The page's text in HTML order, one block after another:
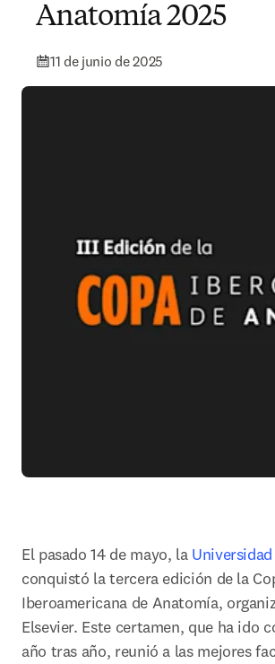
Anatomía 2025
11 de junio de 2025
El pasado 14 de mayo, la
conquistó la tercera edición de la
Iberoamericana de Anatomía,
Elsevier. Este certamen, que ha ido
año tras año, reunió a las mejores